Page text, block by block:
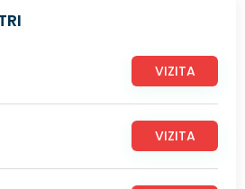
VIZITA
VIZITA